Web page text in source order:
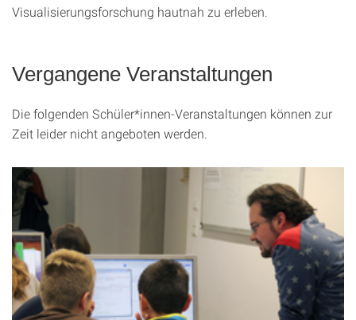
Visualisierungsforschung hautnah zu erleben.
Vergangene Veranstaltungen
Die folgenden Schüler*innen-Veranstaltungen können zur
Zeit leider nicht angeboten werden.